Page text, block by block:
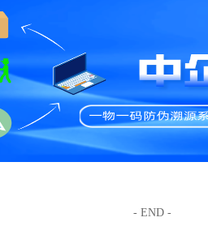
- END -